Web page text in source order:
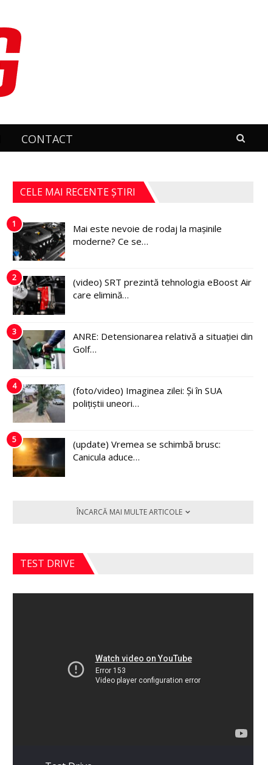
CONTACT
CELE MAI RECENTE ȘTIRI
1
Mai este nevoie de rodaj la mașinile
moderne? Ce se…
2
(video) SRT prezintă tehnologia eBoost Air
care elimină…
3
ANRE: Detensionarea relativă a situației din
Golf…
4
(foto/video) Imaginea zilei: Și în SUA
polițiștii uneori…
5
(update) Vremea se schimbă brusc:
Canicula aduce…
ÎNCARCĂ MAI MULTE ARTICOLE
TEST DRIVE